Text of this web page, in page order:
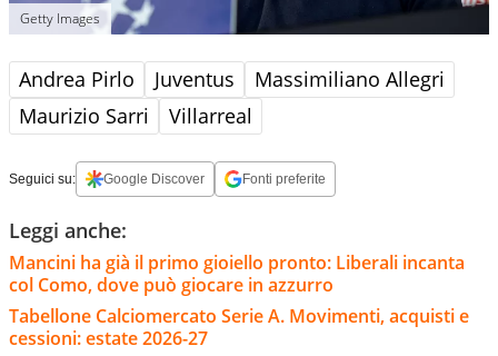
Getty Images
Andrea Pirlo Juventus
Massimiliano Allegri
Maurizio Sarri
Villarreal
Seguici su: Google Discover Fonti preferite
Leggi anche:
Mancini ha già il primo gioiello pronto: Liberali incanta
col Como, dove può giocare in azzurro
Tabellone Calciomercato Serie A. Movimenti, acquisti e
cessioni: estate 2026-27